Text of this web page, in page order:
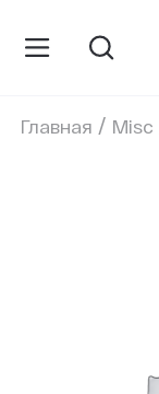
Главная / Misc